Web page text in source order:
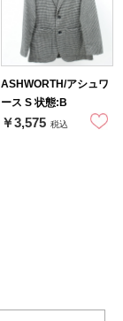
ASHWORTH/アシュワ
ース S 状態:B
￥3,575 税込